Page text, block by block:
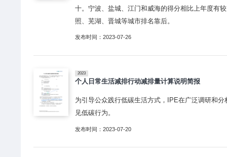
十。宁波、盐城、江门和威海的得分相比上年度有
照、芜湖、晋城等城市排名靠后。
发布时间：2023-07-26
2023
个人日常生活减排行动减排量计算说明简报
为引导公众践行低碳生活方式，IPE在广泛调研和
见低碳行为。
发布时间：2023-07-20